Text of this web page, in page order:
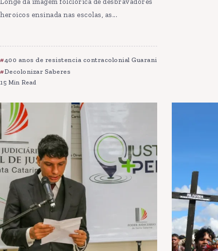
heroicos ensinada nas escolas, as...
400 anos de resistencia contracolonial Guarani
Decolonizar Saberes
15 Min Read